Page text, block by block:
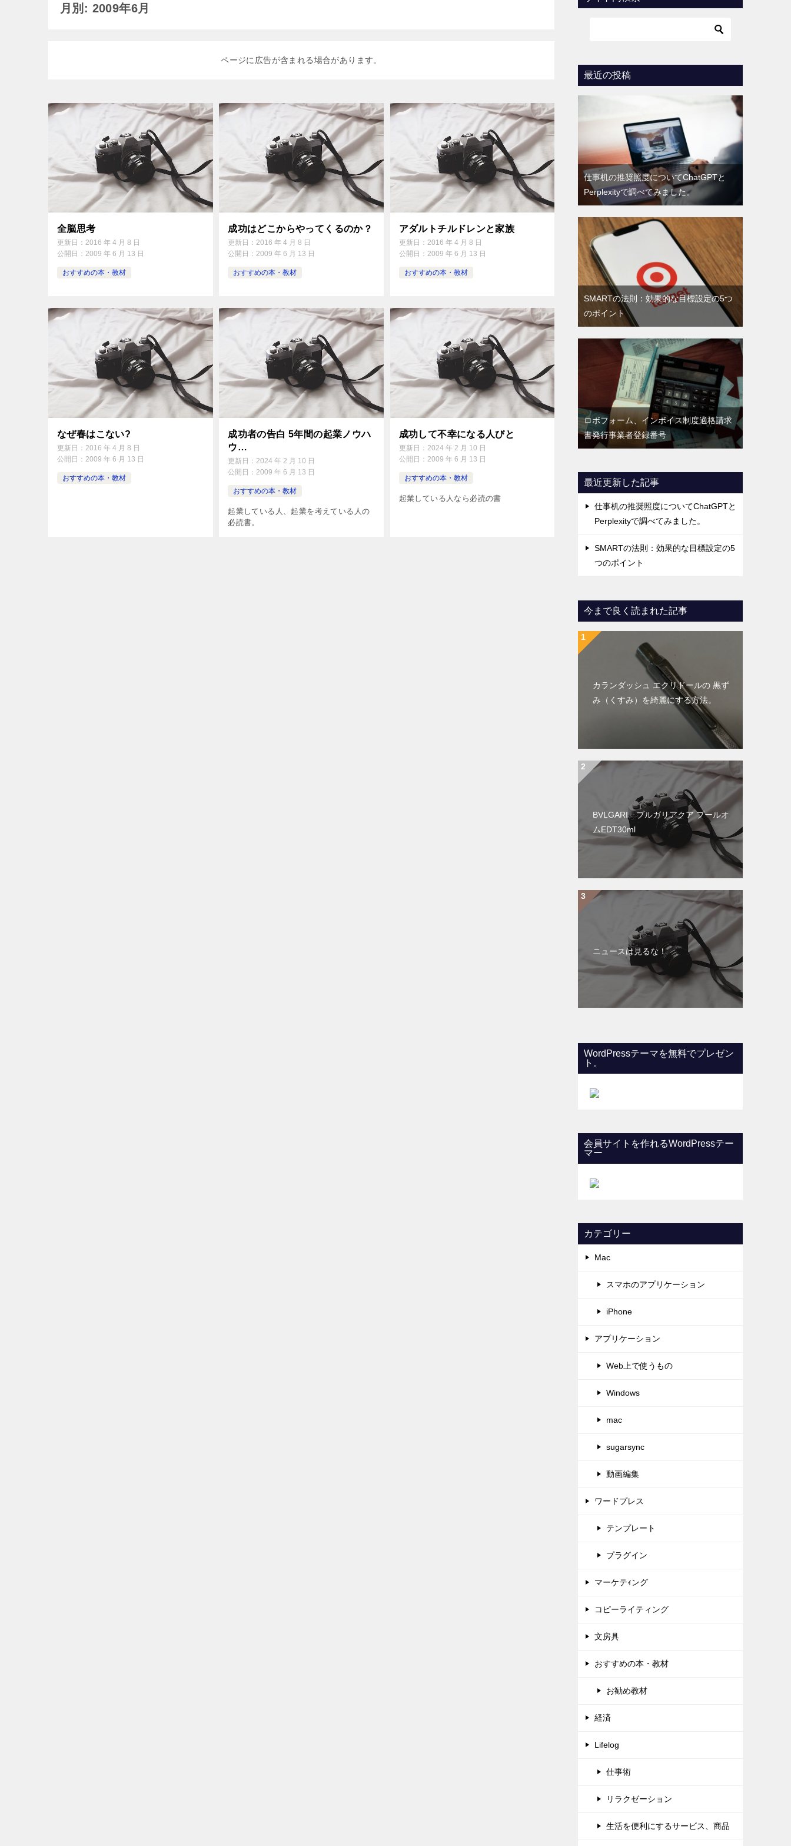
月別: 2009年6月
ページに広告が含まれる場合があります。
全脳思考
更新日： 2016 年 4 月 8 日
公開日： 2009 年 6 月 13 日
おすすめの本・教材
成功はどこからやってくるのか？
更新日：2016 年 4 月 8 日
公開日：2009 年 6 月 13 日
おすすめの本・教材
アダルトチルドレンと家族
更新日： 2016 年 4 月 8 日
公開日： 2009 年 6 月 13 日
おすすめの本・教材
なぜ春はこない?
更新日： 2016 年 4 月 8 日
公開日： 2009 年 6 月 13 日
おすすめの本・教材
成功者の告白 5年間の起業ノウハ
ウ…
更新日： 2024 年 2 月 10 日
公開日： 2009 年 6 月 13 日
おすすめの本・教材
起業している人、起業を考えている人の
必読書。
成功して不幸になる人びと
更新日： 2024 年 2 月 10 日
公開日： 2009 年 6 月 13 日
おすすめの本・教材
起業している人なら必読の書
最近の投稿
仕事机の推奨照度についてChatGPTと
Perplexityで調べてみました。
SMARTの法則：効果的な目標設定の5つ
のポイント
ロボフォーム、インボイス制度適格請求
書発行事業者登録番号
最近更新した記事
仕事机の推奨照度についてChatGPTと
Perplexityで調べてみました。
SMARTの法則：効果的な目標設定の5
つのポイント
今まで良く読まれた記事
カランダッシュ エクリドールの 黒ず
み（くすみ）を綺麗にする方法。
BVLGARI ブルガリアクア プールオ
ムEDT30ml
ニュースは見るな！
WordPressテーマを無料でプレゼン
ト。
会員サイトを作れるWordPressテー
マー
カテゴリー
Mac
スマホのアプリケーション
iPhone
アプリケーション
Web上で使うもの
Windows
mac
sugarsync
動画編集
ワードプレス
テンプレート
プラグイン
マーケテｨング
コピーライティング
文房具
おすすめの本・教材
お勧め教材
経済
Lifelog
仕事術
リラクゼーション
生活を便利にするサービス、商品